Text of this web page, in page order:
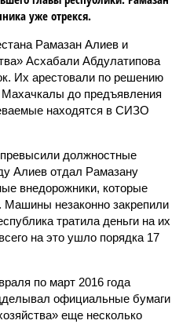
уже отрекся.
Рамазан Алиев и
Асхабали Абдулатипова
Их арестовали по решению
Махачкалы до предъявления
находятся в СИЗО
должностные
Алиев отдал Рамазану
внедорожники, которые
незаконно закрепили
тратила деньги на их
на это ушло порядка 17
по март 2016 года
официальные бумаги
еще несколько